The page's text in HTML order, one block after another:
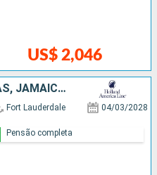
US$ 2,046
ESTADOS UNIDOS, BAHAMAS, JAMAICA, ISLAS CAIMÁN, HONDURAS, BELIZE, MÉXICO
Fort Lauderdale 04/03/2028
Pensão completa